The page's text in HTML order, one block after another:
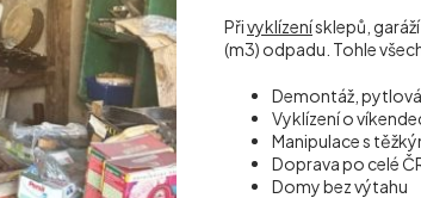
Přivyklízenísklepů,
(m3) odpadu. Tohle
Demontáž,
Vyklízení o
Manipulace s
Doprava po celé
Domy bez výtahu